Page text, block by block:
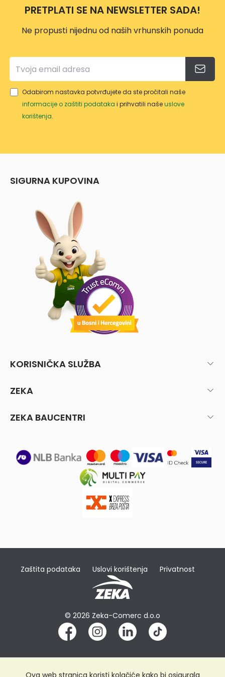
PRETPLATI SE NA NEWSLETTER SADA!
Ne propusti nijednu od naših vrhunskih ponuda
Odabirom nastavka potvrđujete da ste pročitali naše
informacije o zaštiti podataka i prihvatili našeuslove
korištenja.
SIGURNA KUPOVINA
KORISNIČKA SLUŽBA
ZEKA
ZEKA BAUCENTRI
Zaštita podataka Uslovi korištenja Privatnost
© 2026 Zeka-Comerc d.o.o
Ova web stranica koristi kolačiće kako bi osigurala